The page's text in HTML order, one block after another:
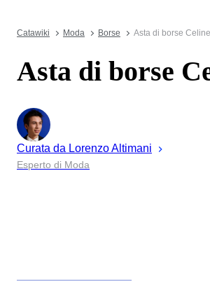
Catawiki Moda Borse Asta di borse Celine
Asta di borse
Curata da LorenzoAltimani
Esperto di Moda